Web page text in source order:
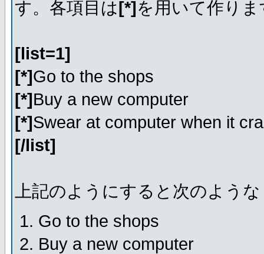
す。各項目は[*]を用いて作り
[list=1]
[*]Go to the shops
[*]Buy a new computer
[*]Swear at computer when it
[/list]
上記のようにすると次のよう
Go to the shops
Buy a new computer